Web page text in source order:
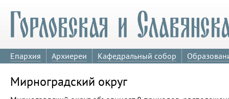
Епархия Архиереи Кафедральный собор
Мирноградский округ